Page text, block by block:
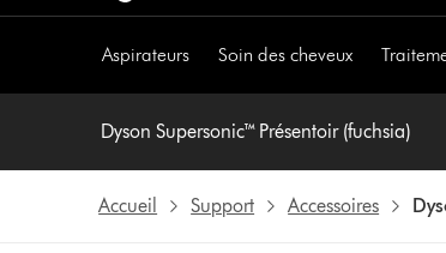
Aspirateurs Soin des cheveux
Dyson Supersonic™ Présentoir (fuchsia)
Accueil Support Accessoires